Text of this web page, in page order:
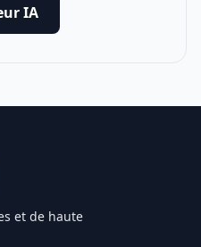
IA
et de haute